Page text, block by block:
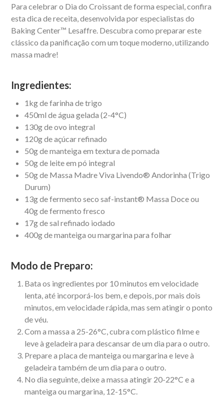
Para celebrar o Dia do Croissant de forma especial, confira
esta dica de receita, desenvolvida por especialistas do
Baking Center™ Lesaffre. Descubra como preparar este
clássico da panificação com um toque moderno, utilizando
massa madre!
Ingredientes:
1kg de farinha de trigo
450ml de água gelada (2-4°C)
130g de ovo integral
120g de açúcar refinado
50g de manteiga em textura de pomada
50g de leite em pó integral
50g de Massa Madre Viva Livendo® Andorinha (Trigo
Durum)
13g de fermento seco saf-instant® Massa Doce ou
40g de fermento fresco
17g de sal refinado iodado
400g de manteiga ou margarina para folhar
Modo de Preparo:
Bata os ingredientes por 10 minutos em velocidade
lenta, até incorporá-los bem, e depois, por mais dois
minutos, em velocidade rápida, mas sem atingir o ponto
de véu.
Com a massa a 25-26°C, cubra com plástico filme e
leve à geladeira para descansar de um dia para o outro.
Prepare a placa de manteiga ou margarina e leve à
geladeira também de um dia para o outro.
No dia seguinte, deixe a massa atingir 20-22°C e a
manteiga ou margarina, 12-15°C.